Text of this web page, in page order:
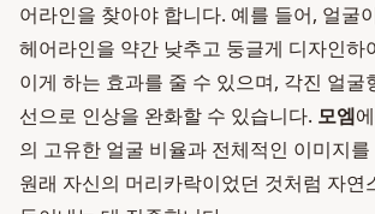
어라인을 찾아야 합니다. 예를 들어, 얼굴
헤어라인을 약간 낮추고 둥글게 디자인하
이게 하는 효과를 줄 수 있으며, 각진 얼굴
선으로 인상을 완화할 수 있습니다. 모엠
의 고유한 얼굴 비율과 전체적인 이미지
원래 자신의 머리카락이었던 것처럼 자연